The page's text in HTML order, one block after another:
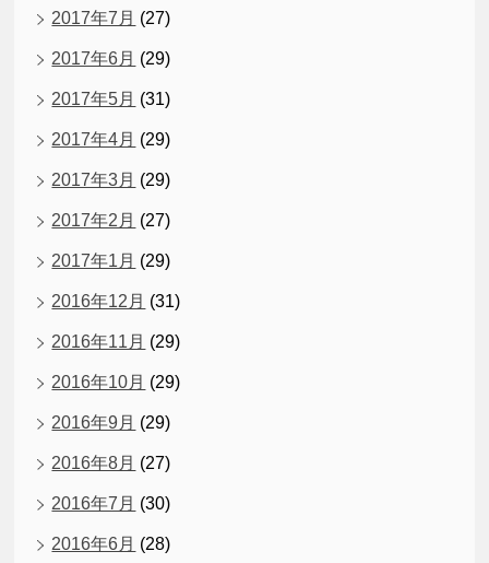
2017年7月 (27)
2017年6月 (29)
2017年5月 (31)
2017年4月 (29)
2017年3月 (29)
2017年2月 (27)
2017年1月 (29)
2016年12月 (31)
2016年11月 (29)
2016年10月 (29)
2016年9月 (29)
2016年8月 (27)
2016年7月 (30)
2016年6月 (28)